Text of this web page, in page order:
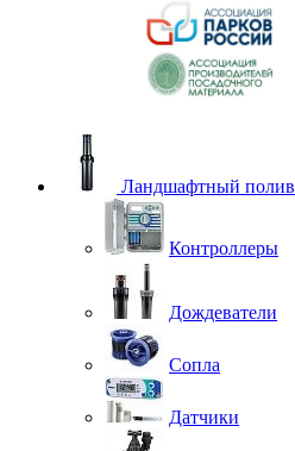
Ландшафтный полив
Контроллеры
Дождеватели
Сопла
Датчики